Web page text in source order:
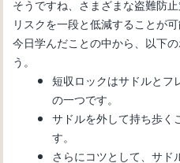
そうですね、さまざまな盗難防
リスクを一段と低減することが可
今日学んだことの中から、以下
う。
短収ロックはサドルとフ
の一つです。
サドルを外して持ち歩く
す。
さらにコツとして、サド